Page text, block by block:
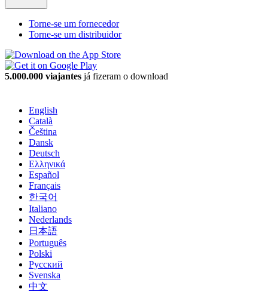
Torne-se um fornecedor
Torne-se um distribuidor
5.000.000 viajantes já fizeram o download
English
Català
Čeština
Dansk
Deutsch
Ελληνικά
Español
Français
한국어
Italiano
Nederlands
日本語
Português
Polski
Русский
Svenska
中文